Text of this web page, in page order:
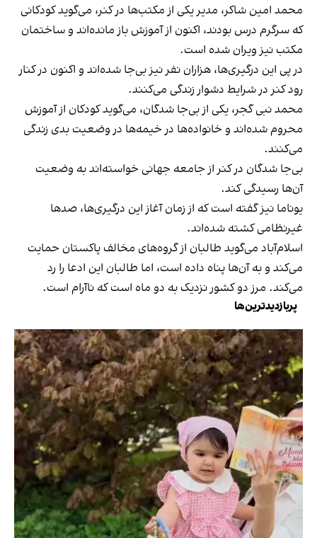
محمد امین شاکر، مدیر یکی از مکتب‌ها در کنر، می‌گوید کودکانی
که سرگرم درس بودند، اکنون از آموزش باز مانده‌اند و ساختمان
مکتب نیز ویران شده است.
در پی این درگیری‌ها، هزاران نفر نیز بی‌جا شده‌اند و اکنون در کنار
رود کنر در شرایط دشوار زندگی می‌کنند.
محمد نبی گجر، یکی از بی‌جا شدگان، می‌گوید کودکان از آموزش
محروم شده‌اند و خانواده‌ها در خیمه‌ها در وضعیت بدی زندگی
می‌کنند.
بی‌جا شدگان در کنر از جامعه جهانی خواسته‌اند به وضعیت
آن‌ها رسیدگی کند.
یوناما نیز گفته است که از زمان آغاز این درگیری‌ها، صدها
غیرنظامی کشته شده‌اند.
اسلام‌آباد می‌گوید طالبان از گروه‌های مخالف پاکستان حمایت
می‌کند و به آن‌ها پناه داده است، اما طالبان این ادعا را رد
می‌کند. مرز دو کشور نزدیک به دو ماه است که ناآرام است.
پربازدیدترین‌ها